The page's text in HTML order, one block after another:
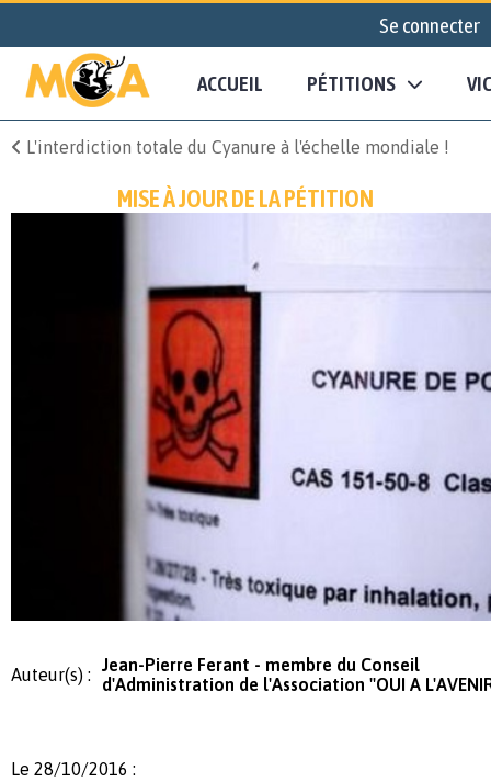
Se connecter
ACCUEIL PÉTITIONS
L'interdiction totale du Cyanure à l'échelle mondiale !
MISE À JOUR DE LA PÉTITION
Auteur(s) :
Jean-Pierre Ferant - membre du Conseil
d'Administration de l'Association ''OUI A
Le 28/10/2016 :